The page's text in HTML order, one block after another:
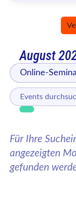
August
Online-
Für Ihre
angezeigten
gefunden